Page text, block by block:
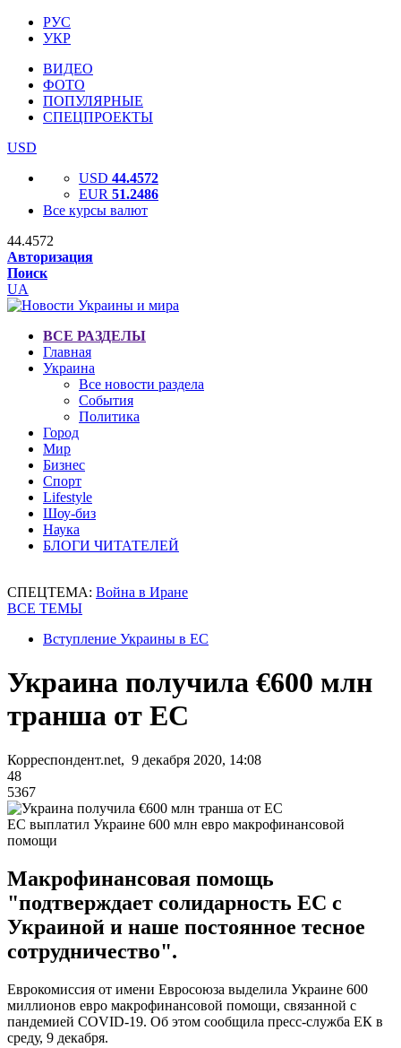
РУС
УКР
ВИДЕО
ФОТО
ПОПУЛЯРНЫЕ
СПЕЦПРОЕКТЫ
USD
USD 44.4572
EUR 51.2486
Все курсы валют
44.4572
Авторизация
Поиск
UA
ВСЕ РАЗДЕЛЫ
Главная
Украина
Все новости раздела
События
Политика
Город
Мир
Бизнес
Спорт
Lifestyle
Шоу-биз
Наука
БЛОГИ ЧИТАТЕЛЕЙ
СПЕЦТЕМА: Война в Иране
ВСЕ ТЕМЫ
Вступление Украины в ЕС
Украина получила €600 млн
транша от ЕС
Корреспондент.net, 9 декабря 2020, 14:08
48
5367
ЕС выплатил Украине 600 млн евро макрофинансовой
помощи
Макрофинансовая помощь
"подтверждает солидарность ЕС с
Украиной и наше постоянное тесное
сотрудничество".
Еврокомиссия от имени Евросоюза выделила Украине 600
миллионов евро макрофинансовой помощи, связанной с
пандемией COVID-19. Об этом сообщила пресс-служба ЕК в
среду, 9 декабря.